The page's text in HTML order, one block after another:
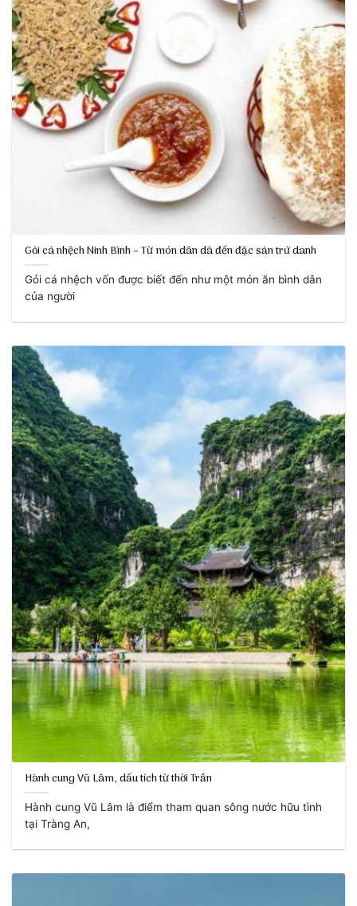
Gỏi cá nhệch Ninh Bình – Từ món dân dã đến đặc sản trứ danh
Gỏi cá nhệch vốn được biết đến như một món ăn bình dân
của người
Hành cung Vũ Lâm, dấu tích từ thời Trần
Hành cung Vũ Lâm là điểm tham quan sông nước hữu tình
tại Tràng An,